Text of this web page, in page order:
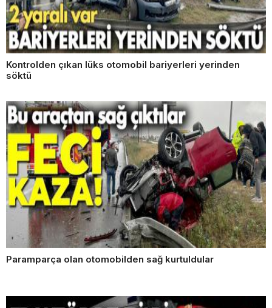
Kontrolden çıkan lüks otomobil bariyerleri yerinden
söktü
Paramparça olan otomobilden sağ kurtuldular